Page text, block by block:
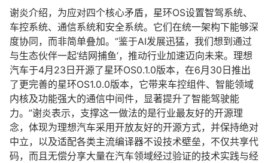
谢炎介绍，为应对四个核心矛盾，星环OS设置智驾系统、
车控系统、通信系统和安全系统。它们在统一架构下能够深
度协同，而非简单叠加。“鉴于AI发展迅猛，我们想到通过
与生态伙伴一起‘结网捕鱼’，推动行业加速迈向未来。理想
汽车于4月23日开源了星环OS0.1.0版本，在6月30日推出
了更完善的星环OS1.0.0版本，它带来车控组件、智能领域
内核及功能强大的通信中间件，显著提升了智能驾驶能
力。”谢炎表示，支撑这一做法的是行业最友好的开源理
念，体现为理想汽车采用开放友好的开源方式，并保持绝对
中立，以及适配各类主流编译器不设技术壁垒，不仅共享代
码，而且无偿分享大量在汽车领域经过验证的技术实践与经